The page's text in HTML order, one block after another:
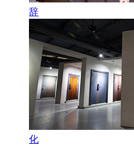
辞
化